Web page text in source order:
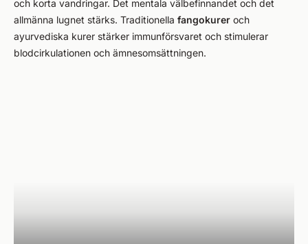
och korta vandringar. Det mentala välbefinnandet och det
allmänna lugnet stärks. Traditionella fangokurer och
ayurvediska kurer stärker immunförsvaret och stimulerar
blodcirkulationen och ämnesomsättningen.